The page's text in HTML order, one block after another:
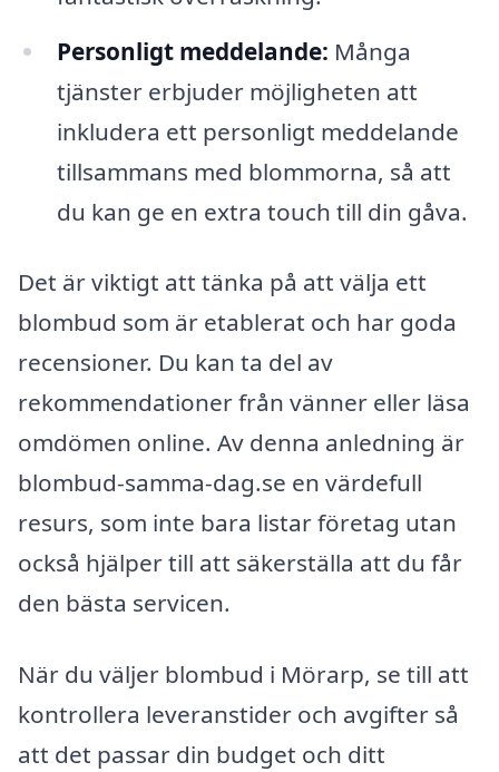
Personligt meddelande: Många
tjänster erbjuder möjligheten att
inkludera ett personligt meddelande
tillsammans med blommorna, så att
du kan ge en extra touch till din gåva.
Det är viktigt att tänka på att välja ett
blombud som är etablerat och har goda
recensioner. Du kan ta del av
rekommendationer från vänner eller läsa
omdömen online. Av denna anledning är
blombud-samma-dag.se en värdefull
resurs, som inte bara listar företag utan
också hjälper till att säkerställa att du får
den bästa servicen.
När du väljer blombud i Mörarp, se till att
kontrollera leveranstider och avgifter så
att det passar din budget och ditt